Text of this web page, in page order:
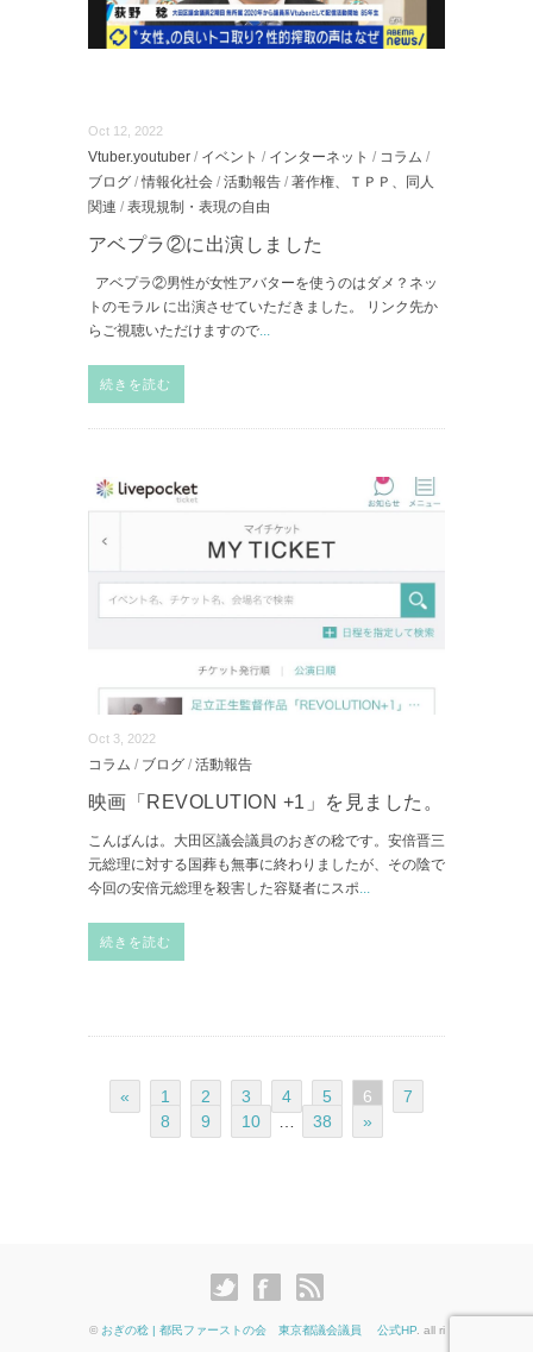
Oct 12, 2022
Vtuber.youtuber / イベント / インターネット / コラム /
ブログ /情報化社会 / 活動報告 / 著作権、ＴＰＰ、同人
関連 / 表現規制・表現の自由
アベプラ②に出演しました
アベプラ②男性が女性アバターを使うのはダメ？ネッ
トのモラル に出演させていただきました。 リンク先か
らご視聴いただけますので
続きを読む
Oct 3, 2022
コラム / ブログ / 活動報告
映画「REVOLUTION +1」を見ました。
こんばんは。大田区議会議員のおぎの稔です。安倍晋三
元総理に対する国葬も無事に終わりましたが、その陰で
今回の安倍元総理を殺害した容疑者にスポ
続きを読む
« 1 2 3 4 5 6
7
8
9 10 38 »
© おぎの稔 | 都民ファーストの会 東京都議会議員 公式HP. all ri